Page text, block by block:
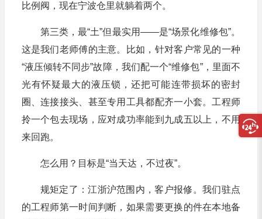
比例阀，现在宁波仓里就躺着两个。
第三类，最“土”但最实用——是“场景化维修包”。
这是我们老师傅的主意。比如，针对客户常见的一种
“液压倾转不同步”故障，我们配一个“维修包”，里面不
光有怀疑最大的液压锁，还把可能连带损坏的密封
圈、连接接头、甚至专用工具都配齐一小套。工程师
拎一个包去现场，应对成功率能到九成五以上，不用
来回跑。
怎么用？目标是“当天达，不过夜”。
规矩定了：江浙沪范围内，客户报修。我们驻点
的工程师第一时间判断，如果需要更换的件在本地备